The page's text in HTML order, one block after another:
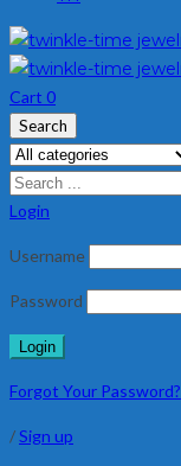
Cart 0
Search
Login
Username
Password
Forgot Your Password?
/Sign up